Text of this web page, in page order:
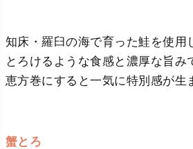
知床・羅臼の海で育った鮭を使用
とろけるような食感と濃厚な旨み
恵方巻にすると一気に特別感が生
蟹とろ